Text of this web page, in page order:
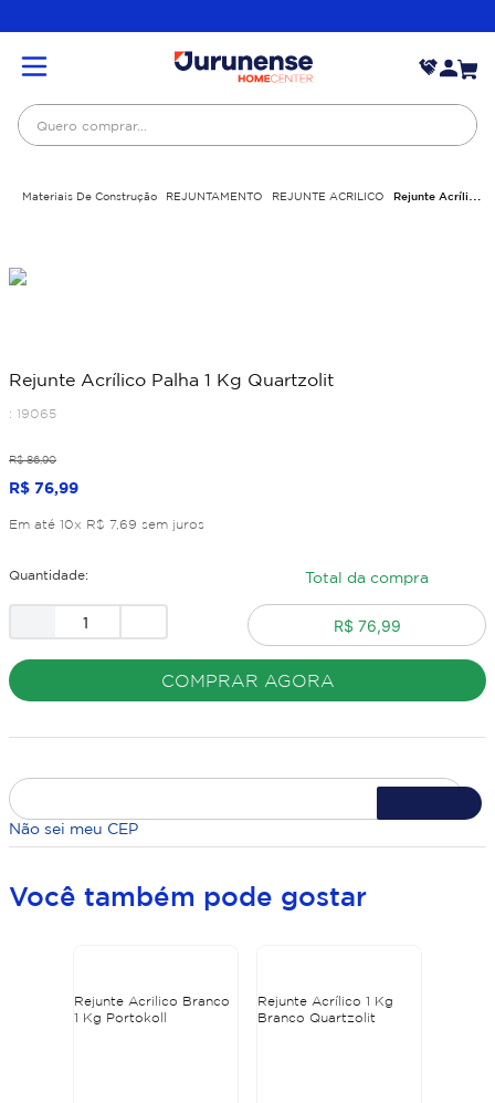
Quero comprar...
Materiais De Construção REJUNTAMENTO REJUNTE ACRILICO Rejunte Acrílico
Rejunte Acrílico Palha 1 Kg Quartzolit
: 19065
R$ 86,90
R$ 76,99
Em até 10x R$ 7,69 sem juros
Quantidade: Total da compra
R$ 76,99
COMPRAR AGORA
Não sei meu CEP
Você também pode gostar
Rejunte Acrilico Branco
1 Kg Portokoll
Rejunte Acrílico 1 Kg
Branco Quartzolit